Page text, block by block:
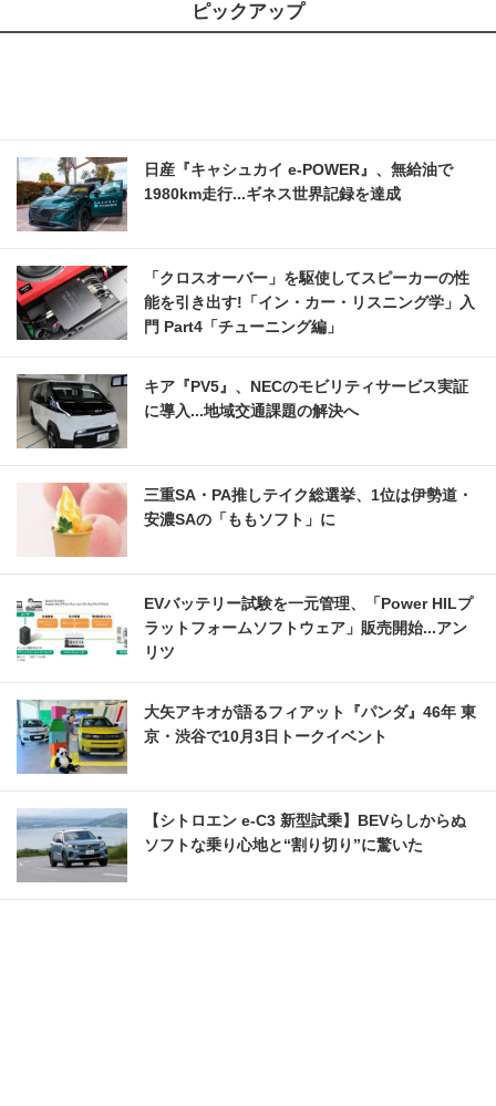
ピックアップ
日産『キャシュカイ e-POWER』、無給油で
1980km走行...ギネス世界記録を達成
「クロスオーバー」を駆使してスピーカーの性
能を引き出す!「イン・カー・リスニング学」入
門 Part4「チューニング編」
キア『PV5』、NECのモビリティサービス実証
に導入...地域交通課題の解決へ
三重SA・PA推しテイク総選挙、1位は伊勢道・
安濃SAの「ももソフト」に
EVバッテリー試験を一元管理、「Power HILプ
ラットフォームソフトウェア」販売開始...アン
リツ
大矢アキオが語るフィアット『パンダ』46年 東
京・渋谷で10月3日トークイベント
【シトロエン e-C3 新型試乗】BEVらしからぬ
ソフトな乗り心地と“割り切り”に驚いた